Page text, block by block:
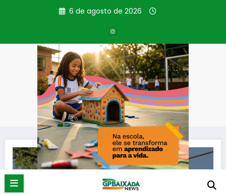
6 de agosto de 2026
Tag: aulas gratuitas
Página inicial aulas gratuitas